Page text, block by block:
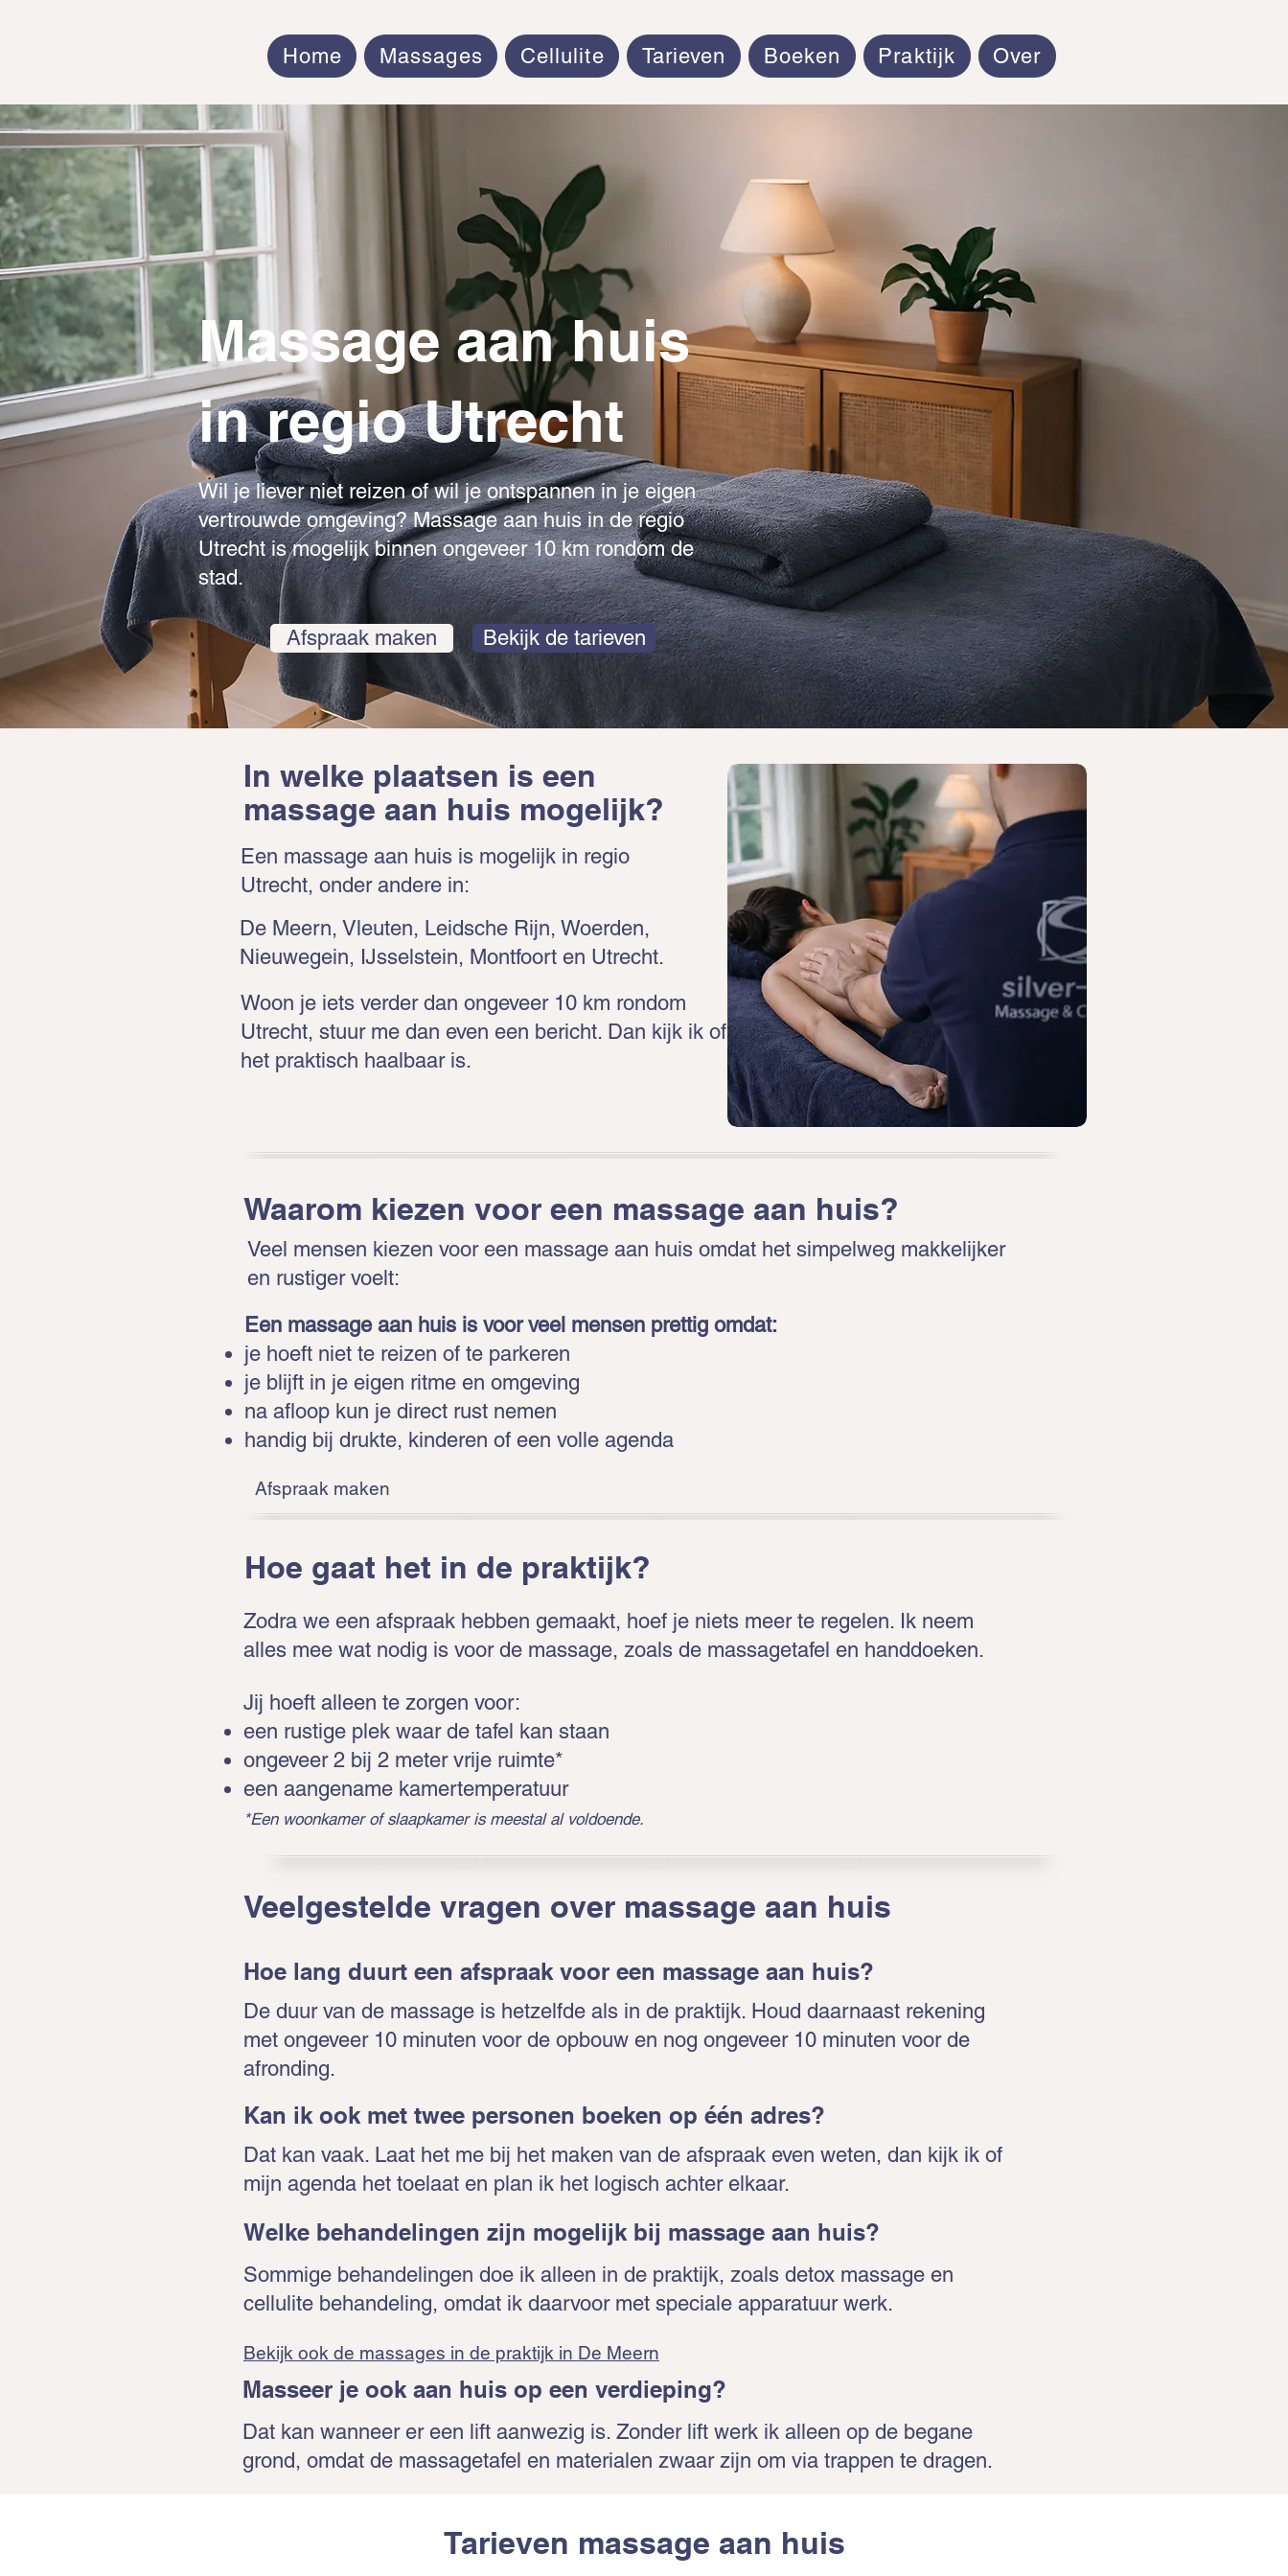
Home Massages Cellulite Tarieven Boeken Praktijk Over
Massage aan huis
in regio Utrecht
Wil je liever niet reizen of wil je ontspannen in je eigen
vertrouwde omgeving? Massage aan huis in de regio
Utrecht is mogelijk binnen ongeveer 10 km rondom de
stad.
Afspraak maken Bekijk de tarieven
In welke plaatsen is een
massage aan huis mogelijk?
Een massage aan huis is mogelijk in regio
Utrecht, onder andere in:
De Meern, Vleuten, Leidsche Rijn, Woerden,
Nieuwegein, IJsselstein, Montfoort en Utrecht.
Woon je iets verder dan ongeveer 10 km rondom
Utrecht, stuur me dan even een bericht. Dan kijk ik of
het praktisch haalbaar is.
Waarom kiezen voor een massage aan huis?
Veel mensen kiezen voor een massage aan huis omdat het simpelweg makkelijker
en rustiger voelt:
Een massage aan huis is voor veel mensen prettig omdat:
je hoeft niet te reizen of te parkeren
je blijft in je eigen ritme en omgeving
na afloop kun je direct rust nemen
handig bij drukte, kinderen of een volle agenda
Afspraak maken
Hoe gaat het in de praktijk?
Zodra we een afspraak hebben gemaakt, hoef je niets meer te regelen. Ik neem
alles mee wat nodig is voor de massage, zoals de massagetafel en handdoeken.
Jij hoeft alleen te zorgen voor:
een rustige plek waar de tafel kan staan
ongeveer 2 bij 2 meter vrije ruimte*
een aangename kamertemperatuur
*Een woonkamer of slaapkamer is meestal al voldoende.
Veelgestelde vragen over massage aan huis
Hoe lang duurt een afspraak voor een massage aan huis?
De duur van de massage is hetzelfde als in de praktijk. Houd daarnaast rekening
met ongeveer 10 minuten voor de opbouw en nog ongeveer 10 minuten voor de
afronding.
Kan ik ook met twee personen boeken op één adres?
Dat kan vaak. Laat het me bij het maken van de afspraak even weten, dan kijk ik of
mijn agenda het toelaat en plan ik het logisch achter elkaar.
Welke behandelingen zijn mogelijk bij massage aan huis?
Sommige behandelingen doe ik alleen in de praktijk, zoals detox massage en
cellulite behandeling, omdat ik daarvoor met speciale apparatuur werk.
Bekijk ook de massages in de praktijk in De Meern
Masseer je ook aan huis op een verdieping?
Dat kan wanneer er een lift aanwezig is. Zonder lift werk ik alleen op de begane
grond, omdat de massagetafel en materialen zwaar zijn om via trappen te dragen.
Tarieven massage aan huis